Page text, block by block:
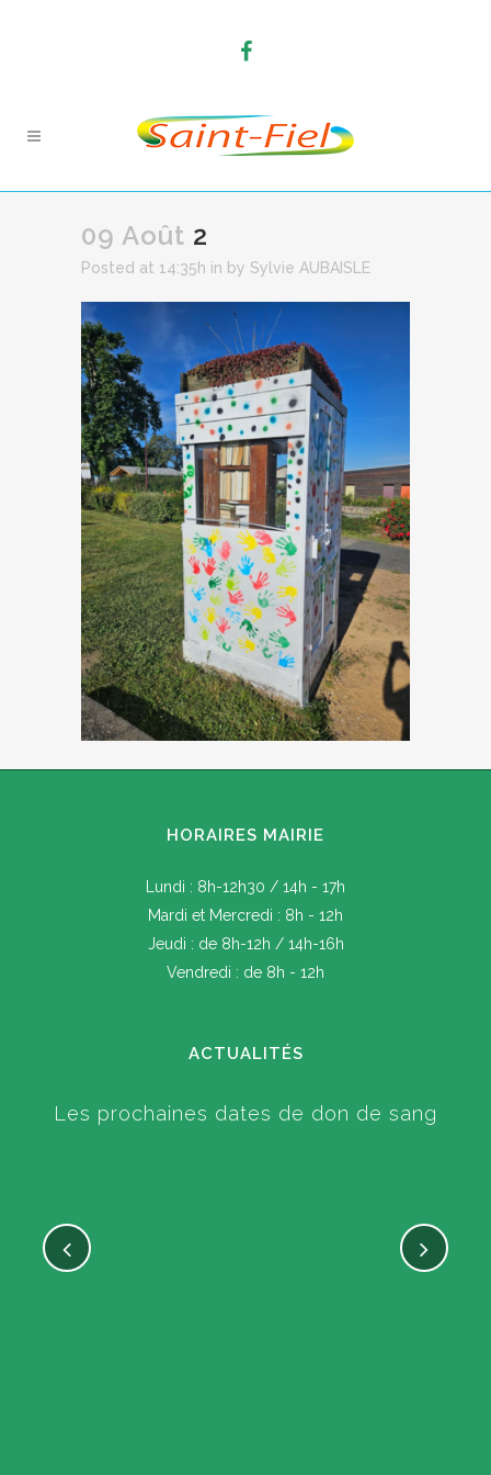
09 Août 2
Posted at 14:35h in by Sylvie AUBAISLE
HORAIRES MAIRIE
Lundi : 8h-12h30 / 14h - 17h
Mardi et Mercredi : 8h - 12h
Jeudi : de 8h-12h / 14h-16h
Vendredi : de 8h - 12h
ACTUALITÉS
Les prochaines dates de don de sang